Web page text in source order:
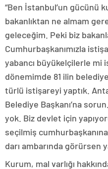
“Ben İstanbul’un gücünü
bakanlıktan ne almam
geleceğim. Peki biz
Cumhurbaşkanımızla
yabancı büyükelçilerle mi
dönemimde 81 ilin
türlü istişareyi yaptık.
Belediye Başkanı’na
yok. Biz devlet için
seçilmiş
darı ambarında görürsen
Kurum, mal varlığı